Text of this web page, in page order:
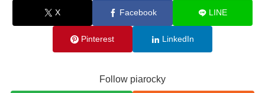
X Facebook LINE
Pinterest LinkedIn
Follow piarocky